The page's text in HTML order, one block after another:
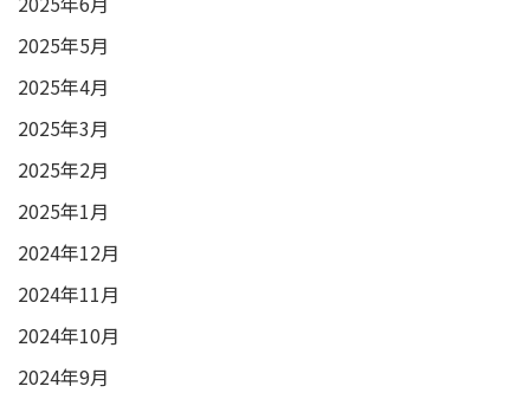
2025年5月
2025年4月
2025年3月
2025年2月
2025年1月
2024年12月
2024年11月
2024年10月
2024年9月